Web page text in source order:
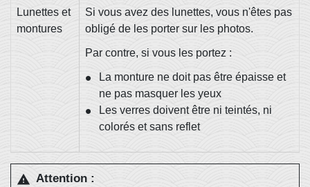
Lunettes et
montures
Si vous avez des lunettes, vous n'êtes pas
obligé de les porter sur les photos.
Par contre, si vous les portez :
La monture ne doit pas être épaisse et
ne pas masquer les yeux
Les verres doivent être ni teintés, ni
colorés et sans reflet
warning Attention :